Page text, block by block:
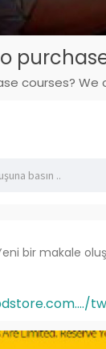
courses? We
bir makale